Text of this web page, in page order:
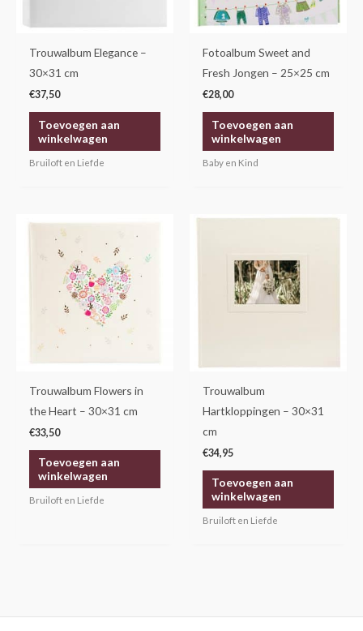
Trouwalbum Elegance –
30×31 cm
€37,50
Toevoegen aan
winkelwagen
Bruiloft en Liefde
Fotoalbum Sweet and
Fresh Jongen – 25×25 cm
€28,00
Toevoegen aan
winkelwagen
Baby en Kind
Trouwalbum Flowers in
the Heart – 30×31 cm
€33,50
Toevoegen aan
winkelwagen
Bruiloft en Liefde
Trouwalbum
Hartkloppingen – 30×31
cm
€34,95
Toevoegen aan
winkelwagen
Bruiloft en Liefde